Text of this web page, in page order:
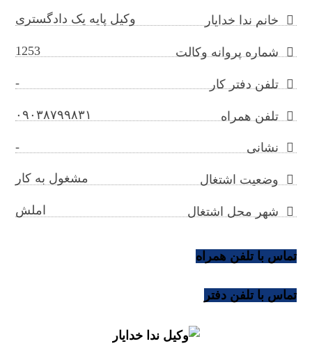
خانم ندا خدایار وکیل پایه یک دادگستری
شماره پروانه وکالت 1253
تلفن دفتر کار -
تلفن همراه ۰۹۰۳۸۷۹۹۸۳۱
نشانی -
وضعیت اشتغال مشغول به کار
شهر محل اشتغال املش
تماس با تلفن همراه
تماس با تلفن دفتر